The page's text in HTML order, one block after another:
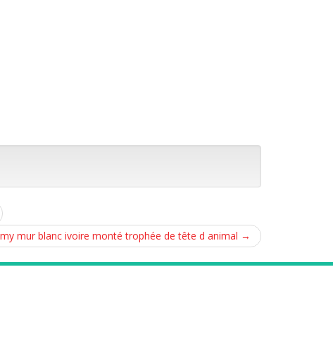
mur blanc ivoire monté trophée de tête d animal →